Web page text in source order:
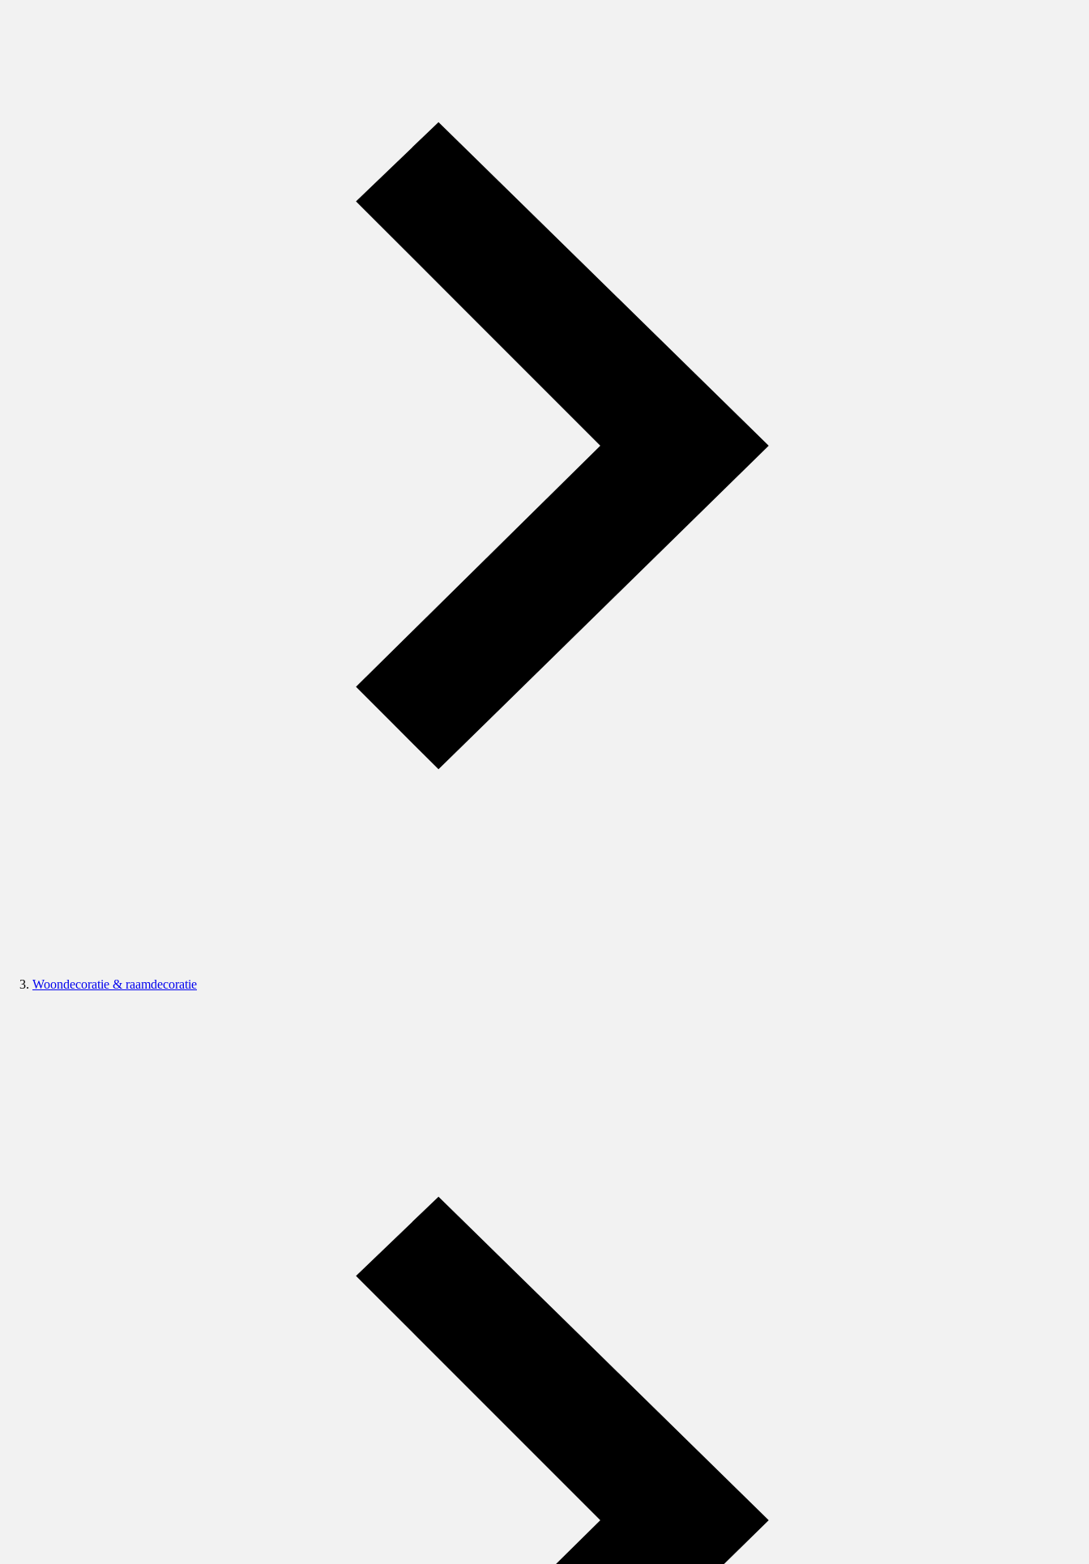
Woondecoratie & raamdecoratie